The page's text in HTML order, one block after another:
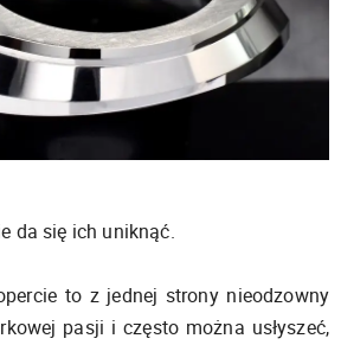
da się ich uniknąć.
to z jednej strony nieodzowny
pasji i często można usłyszeć,